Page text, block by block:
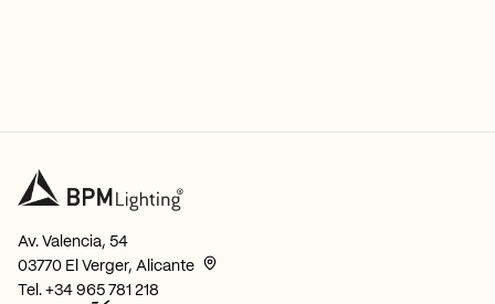
Av. Valencia, 54
03770 El Verger, Alicante
Tel. +34 965 781 218